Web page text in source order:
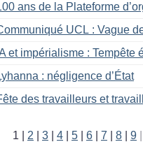
ans de la Plateforme
UCL : Vague
et impérialisme :
: négligence d’État
des travailleurs et
1 2 3 4 5 6 7 8 9